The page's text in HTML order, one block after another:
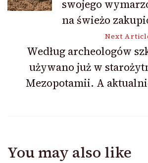
swojego
na świeżo
Next
Według archeologów
używano już w
Mezopotamii. A
You may also like